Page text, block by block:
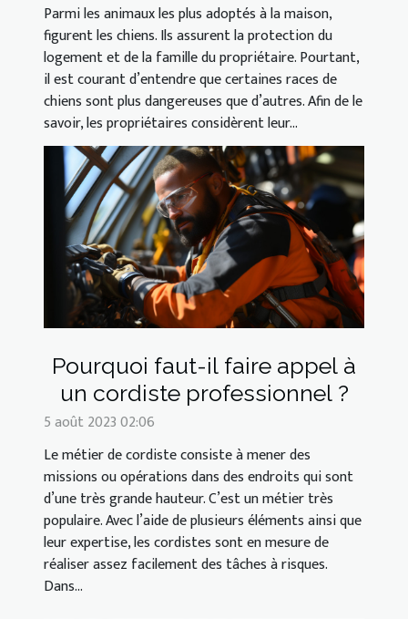
Parmi les animaux les plus adoptés à la maison,
figurent les chiens. Ils assurent la protection du
logement et de la famille du propriétaire. Pourtant,
il est courant d’entendre que certaines races de
chiens sont plus dangereuses que d’autres. Afin de le
savoir, les propriétaires considèrent leur...
Pourquoi faut-il faire appel à
un cordiste professionnel ?
5 août 2023 02:06
Le métier de cordiste consiste à mener des
missions ou opérations dans des endroits qui sont
d’une très grande hauteur. C’est un métier très
populaire. Avec l’aide de plusieurs éléments ainsi que
leur expertise, les cordistes sont en mesure de
réaliser assez facilement des tâches à risques.
Dans...